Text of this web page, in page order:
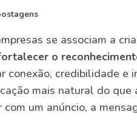
se associam a
o
conexão, credibilidade e
mais natural do que
um anúncio, a